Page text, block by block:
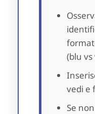
(blu vs
vedi e
Se